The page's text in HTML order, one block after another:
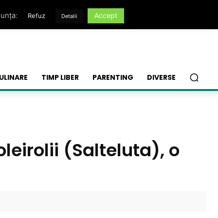
TIMP LIBER PARENTING DIVERSE
(Salteluta), o
Refuz Detalii Accept